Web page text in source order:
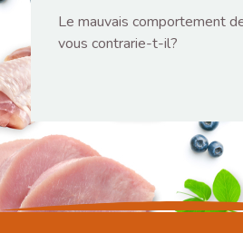
Le mauvais comportement
vous contrarie-t-il?